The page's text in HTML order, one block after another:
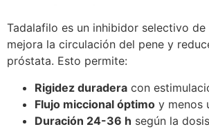
Tadalafilo es un inhibidor selectivo de
mejora la circulación del pene y
próstata. Esto permite:
Rigidez duradera con
Flujo miccional óptimo y menos
Duración 24-36 h según la